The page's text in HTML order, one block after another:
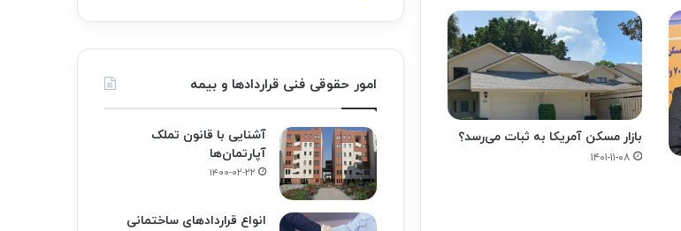
بازار مسکن آمریکا به ثبات می‌رسد؟
۱۴۰۱-۱۱-۰۸
امور حقوقی فنی قراردادها و بیمه
آشنایی با قانون تملک
آپارتمان‌ها
۱۴۰۰-۰۲-۲۲
انواع قراردادهای ساختمانی